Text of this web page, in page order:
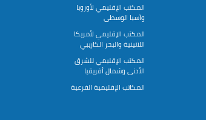
المكتب الإقليمي لأوروبا
وآسيا الوسطى
المكتب الإقليمي لأمريكا
اللاتينية والبحر الكاريبي
المكتب الإقليمي للشرق
الأدنى وشمال أفريقيا
المكاتب الإقليمية الفرعية